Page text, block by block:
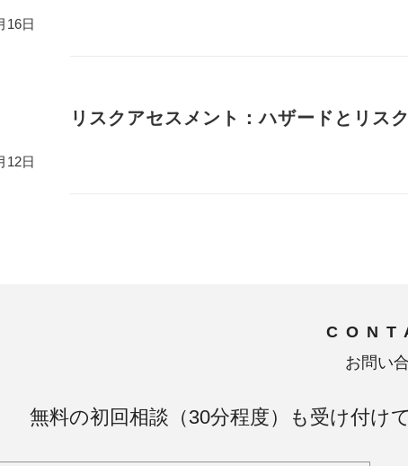
16日
リスクアセスメント：ハザードとリス
12日
お問い
無料の初回相談（30分程度）も受け付け